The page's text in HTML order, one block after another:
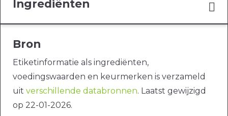
Ingrediënten
Bron
Etiketinformatie als ingrediënten,
voedingswaarden en keurmerken is verzameld
uit verschillende databronnen. Laatst gewijzigd
op 22-01-2026.